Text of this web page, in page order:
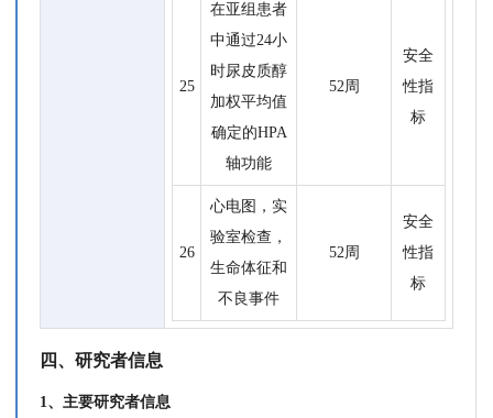
25
在亚组患者
中通过24小
时尿皮质醇
加权平均值
确定的HPA
轴功能
52周
安全
性指
标
26
心电图，实
验室检查，
生命体征和
不良事件
52周
安全
性指
标
四、研究者信息
1、主要研究者信息